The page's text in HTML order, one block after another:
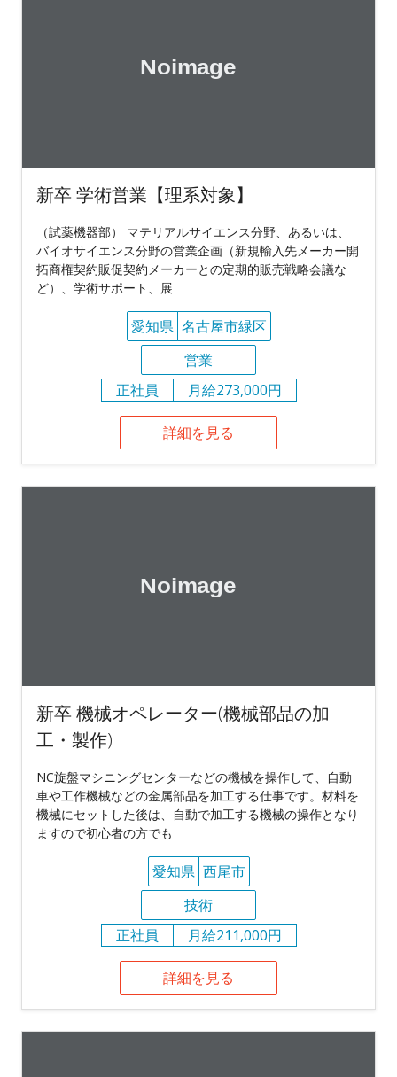
新卒 学術営業【理系対象】
（試薬機器部） マテリアルサイエンス分野、あるいは、
バイオサイエンス分野の営業企画（新規輸入先メーカー開
拓商権契約販促契約メーカーとの定期的販売戦略会議な
ど）、学術サポート、展
愛知県 名古屋市緑区
営業
正社員
月給273,000円
詳細を見る
新卒 機械オペレーター(機械部品の加
工・製作)
NC旋盤マシニングセンターなどの機械を操作して、自動
車や工作機械などの金属部品を加工する仕事です。材料を
機械にセットした後は、自動で加工する機械の操作となり
ますので初心者の方でも
愛知県 西尾市
技術
正社員
月給211,000円
詳細を見る